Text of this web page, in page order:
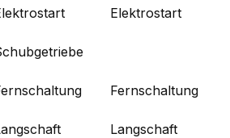
Elektrostart
Fernschaltung
Langschaft